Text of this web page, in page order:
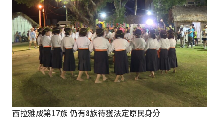
西拉雅成第17族 仍有8族待獲法定原民身分